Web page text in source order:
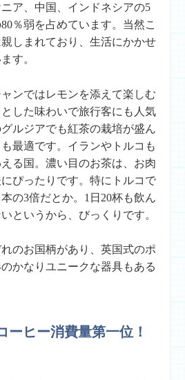
ア、中国、インドネシアの5
％弱を占めています。当然こ
しまれており、生活にかかせ
す。
ンではレモンを添えて楽しむ
した味わいで旅行客にも人気
ルジアでも紅茶の栽培が盛ん
最適です。イランやトルコも
る国。濃い目のお茶は、お肉
ぴったりです。特にトルコで
の3倍だとか。1日20杯も飲ん
というから、びっくりです。
のお国柄があり、英国式のポ
かなりユニークな器具もある
ーヒー消費量第一位！